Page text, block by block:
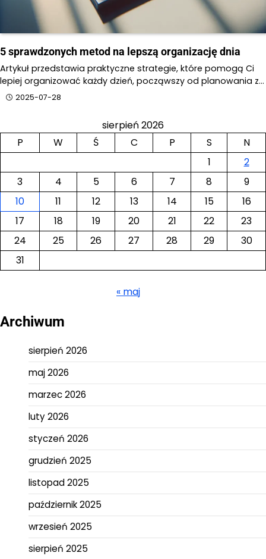
5 sprawdzonych metod na lepszą organizację dnia
Artykuł przedstawia praktyczne strategie, które pomogą Ci
lepiej organizować każdy dzień, począwszy od planowania z…
2025-07-28
sierpień 2026
P
W Ś C P S
N
1
2
3
4 5 6 7 8
9
10
11 12 13 14 15
16
17
18 19 20 21 22
23
24
25 26 27 28 29
30
31
« maj
Archiwum
sierpień 2026
maj 2026
marzec 2026
luty 2026
styczeń 2026
grudzień 2025
listopad 2025
październik 2025
wrzesień 2025
sierpień 2025